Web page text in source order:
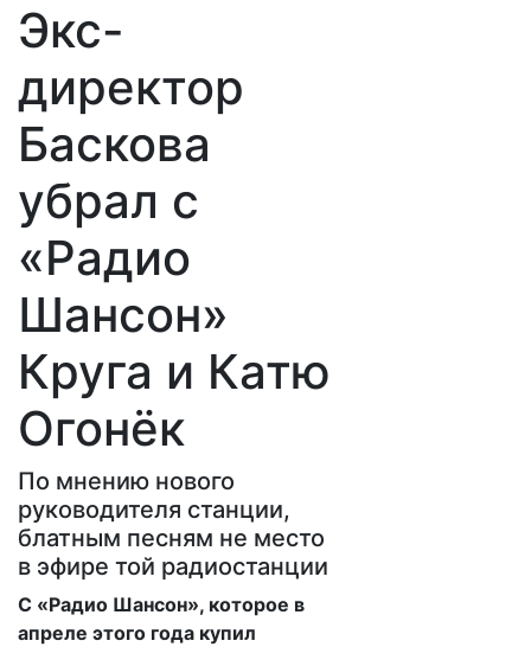
Экс-
директор
Баскова
убрал с
«Радио
Шансон»
Круга и Катю
Огонёк
По мнению нового
руководителя станции,
блатным песням не место
в эфире той радиостанции
С «Радио Шансон», которое в
апреле этого года купил